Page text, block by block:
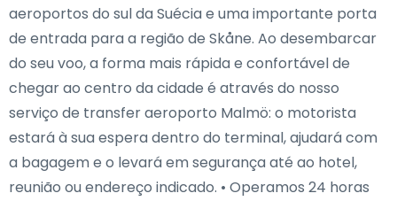
aeroportos do sul da Suécia e uma importante porta
de entrada para a região de Skåne. Ao desembarcar
do seu voo, a forma mais rápida e confortável de
chegar ao centro da cidade é através do nosso
serviço de transfer aeroporto Malmö: o motorista
estará à sua espera dentro do terminal, ajudará com
a bagagem e o levará em segurança até ao hotel,
reunião ou endereço indicado. • Operamos 24 horas